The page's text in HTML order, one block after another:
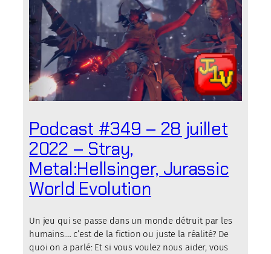
Podcast #349 – 28 juillet
2022 – Stray,
Metal:Hellsinger, Jurassic
World Evolution
Un jeu qui se passe dans un monde détruit par les
humains…. c’est de la fiction ou juste la réalité? De
quoi on a parlé: Et si vous voulez nous aider, vous